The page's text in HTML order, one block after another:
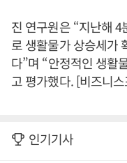
진 연구원은 “지난해
로 생활물가 상승세가
다”며 “안정적인 생활
고 평가했다. [비즈니
인기기사